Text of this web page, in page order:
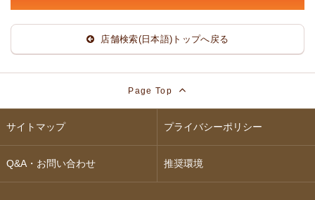
店舗検索(日本語)トップへ戻る
Page Top
サイトマップ プライバシーポリシー
Q&A・お問い合わせ 推奨環境